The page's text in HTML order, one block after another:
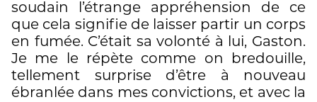
soudain l’étrange appréhension de ce
que cela signifie de laisser partir un corps
en fumée. C’était sa volonté à lui, Gaston.
Je me le répète comme on bredouille,
tellement surprise d’être à nouveau
ébranlée dans mes convictions, et avec la